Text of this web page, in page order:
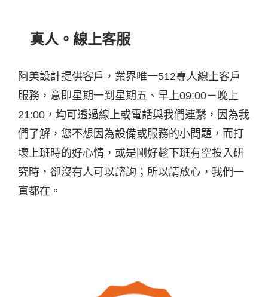
真人。線上客服
阿美設計提供客戶，業界唯一512專人線上客戶
服務，意即星期一到星期五、早上09:00－晚上
21:00，均可透過線上或電話與我們連繫，因為我
們了解，您不想因為設備或服務的小問題，而打
壞上班時的好心情，或是剛好趁下班有空投入研
究時，卻沒有人可以諮詢；所以請放心，我們一
直都在。